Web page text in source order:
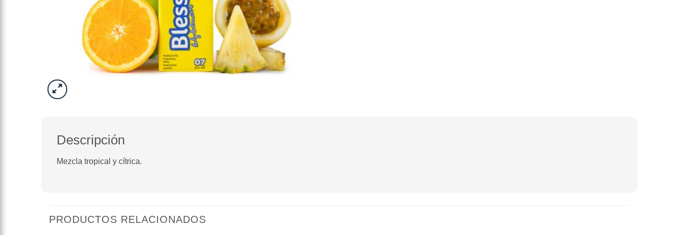
Descripción
Mezcla tropical y cítrica.
PRODUCTOS RELACIONADOS